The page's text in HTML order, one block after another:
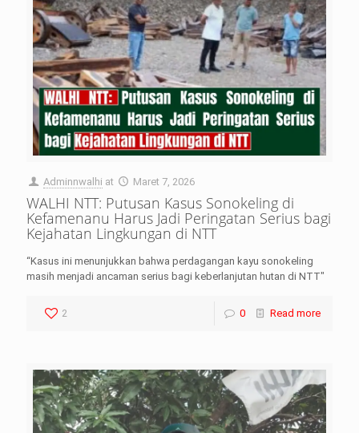
Adminnwalhi at Maret 7, 2026
WALHI NTT: Putusan Kasus Sonokeling di
Kefamenanu Harus Jadi Peringatan Serius bagi
Kejahatan Lingkungan di NTT
“Kasus ini menunjukkan bahwa perdagangan kayu sonokeling
masih menjadi ancaman serius bagi keberlanjutan hutan di NTT"
2 0 Read more